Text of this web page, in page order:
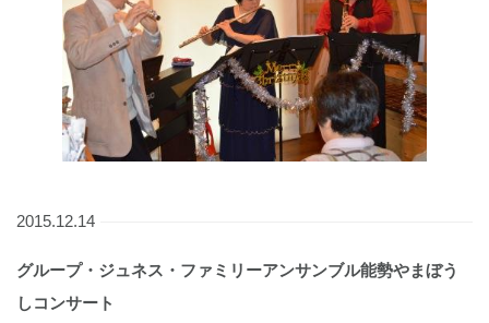
2015.12.14
グループ・ジュネス・ファミリーアンサンブル能勢やまぼう
しコンサート